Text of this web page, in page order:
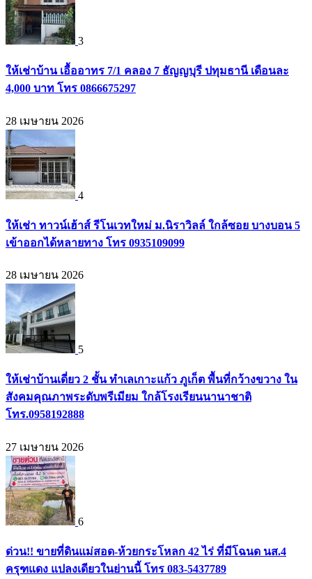
3
ให้เช่าบ้าน เอื้ออาทร 7/1 คลอง 7 ธัญญบุรี ปทุมธานี เดือนละ
4,000 บาท โทร 0866675297
28 เมษายน 2026
4
ให้เช่า ทาวน์เฮ้าส์ รีโนเวทใหม่ ม.นิราวิลล์ ใกล้ซอย บางบอน 5
เข้าออกได้หลายทาง โทร 0935109099
28 เมษายน 2026
5
ให้เช่าบ้านเดี่ยว 2 ชั้น ทำเลเกาะแก้ว ภูเก็ต พื้นที่กว้างขวาง ใน
สังคมคุณภาพระดับพรีเมียม ใกล้โรงเรียนนานาชาติ
โทร.0958192888
27 เมษายน 2026
6
ด่วน!! ขายที่ดินแม่สอด-ห้วยกระโหลก 42 ไร่ ที่มีโฉนด นส.4
ครุฑแดง แปลงเดียวในย่านนี้ โทร 083-5437789